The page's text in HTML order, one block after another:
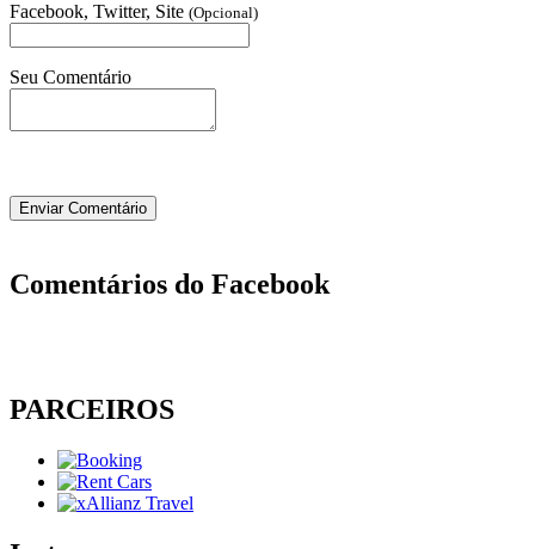
Facebook, Twitter, Site (Opcional)
Seu Comentário
Comentários do Facebook
PARCEIROS